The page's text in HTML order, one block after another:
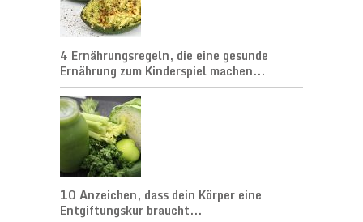
4 Ernährungsregeln, die eine gesunde
Ernährung zum Kinderspiel machen...
10 Anzeichen, dass dein Körper eine
Entgiftungskur braucht...